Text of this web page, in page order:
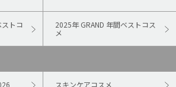
トコ
2025年 GRAND 年間ベストコス
メ
スキンケアコスメ